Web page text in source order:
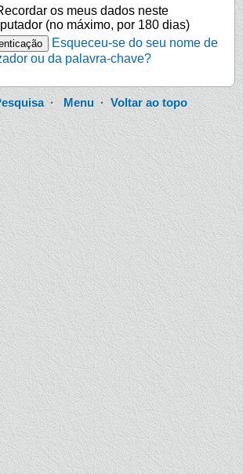
os meus dados neste
(no máximo, por 180 dias)
Esqueceu-se do seu nome de
ou da palavra-chave?
·Menu ·Voltar ao topo